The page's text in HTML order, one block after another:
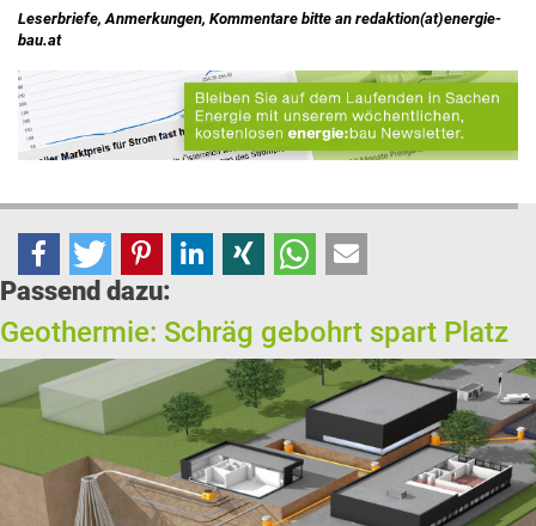
Leserbriefe, Anmerkungen, Kommentare bitte an redaktion(at)energie-
bau.at
Passend dazu:
Geothermie: Schräg gebohrt spart Platz